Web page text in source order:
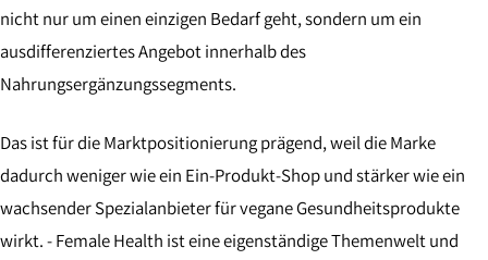
nicht nur um einen einzigen Bedarf geht, sondern um ein
ausdifferenziertes Angebot innerhalb des
Nahrungsergänzungssegments.
Das ist für die Marktpositionierung prägend, weil die Marke
dadurch weniger wie ein Ein-Produkt-Shop und stärker wie ein
wachsender Spezialanbieter für vegane Gesundheitsprodukte
wirkt. - Female Health ist eine eigenständige Themenwelt und